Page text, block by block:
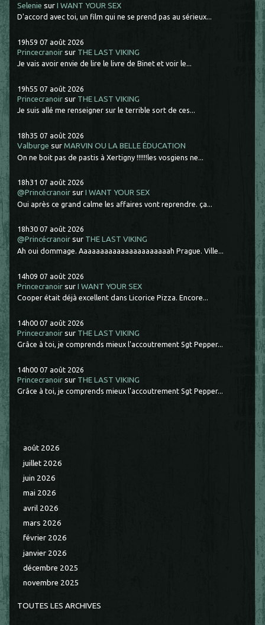
Selenie surI WANT YOUR SEX
D'accord avec toi, un film qui ne se prend pas au sérieux...
19h59 07 août 2026
Princecranoir sur THE LAST VIKING
Je vais avoir envie de lire le livre de Binet et voir le...
19h55 07 août 2026
Princecranoir sur THE LAST VIKING
Je suis allé me renseigner sur le terrible sort de ces...
18h35 07 août 2026
Valburge surMARVIN OU LA BELLE ÉDUCATION
On ne boit pas de pastis à Xertigny !!!!!!les vosgiens ne...
18h31 07 août 2026
@Princécranoir surI WANT YOUR SEX
Oui après ce grand calme les affaires vont reprendre. ça...
18h30 07 août 2026
@Princécranoir sur THE LAST VIKING
Ah oui dommage. Aaaaaaaaaaaaaaaaaaaaaah Prague. Ville...
14h09 07 août 2026
Princecranoir surI WANT YOUR SEX
Cooper était déjà excellent dans Licorice Pizza. Encore...
14h00 07 août 2026
Princecranoir sur THE LAST VIKING
Grâce à toi, je comprends mieux l'accoutrement Sgt Pepper...
14h00 07 août 2026
Princecranoir sur THE LAST VIKING
Grâce à toi, je comprends mieux l'accoutrement Sgt Pepper...
août 2026
juillet 2026
juin 2026
mai 2026
avril 2026
mars 2026
février 2026
janvier 2026
décembre 2025
novembre 2025
TOUTES LES ARCHIVES